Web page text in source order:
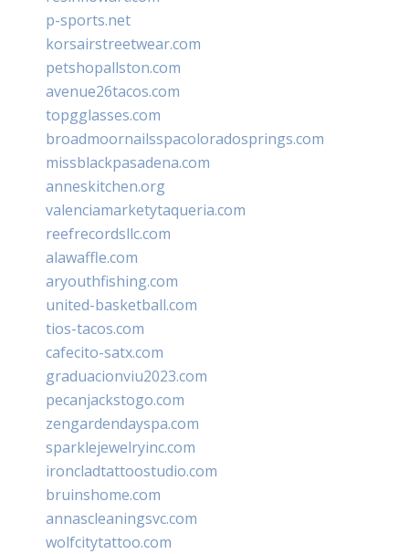
p-sports.net
korsairstreetwear.com
petshopallston.com
avenue26tacos.com
topgglasses.com
broadmoornailsspacoloradosprings.com
missblackpasadena.com
anneskitchen.org
valenciamarketytaqueria.com
reefrecordsllc.com
alawaffle.com
aryouthfishing.com
united-basketball.com
tios-tacos.com
cafecito-satx.com
graduacionviu2023.com
pecanjackstogo.com
zengardendayspa.com
sparklejewelryinc.com
ironcladtattoostudio.com
bruinshome.com
annascleaningsvc.com
wolfcitytattoo.com